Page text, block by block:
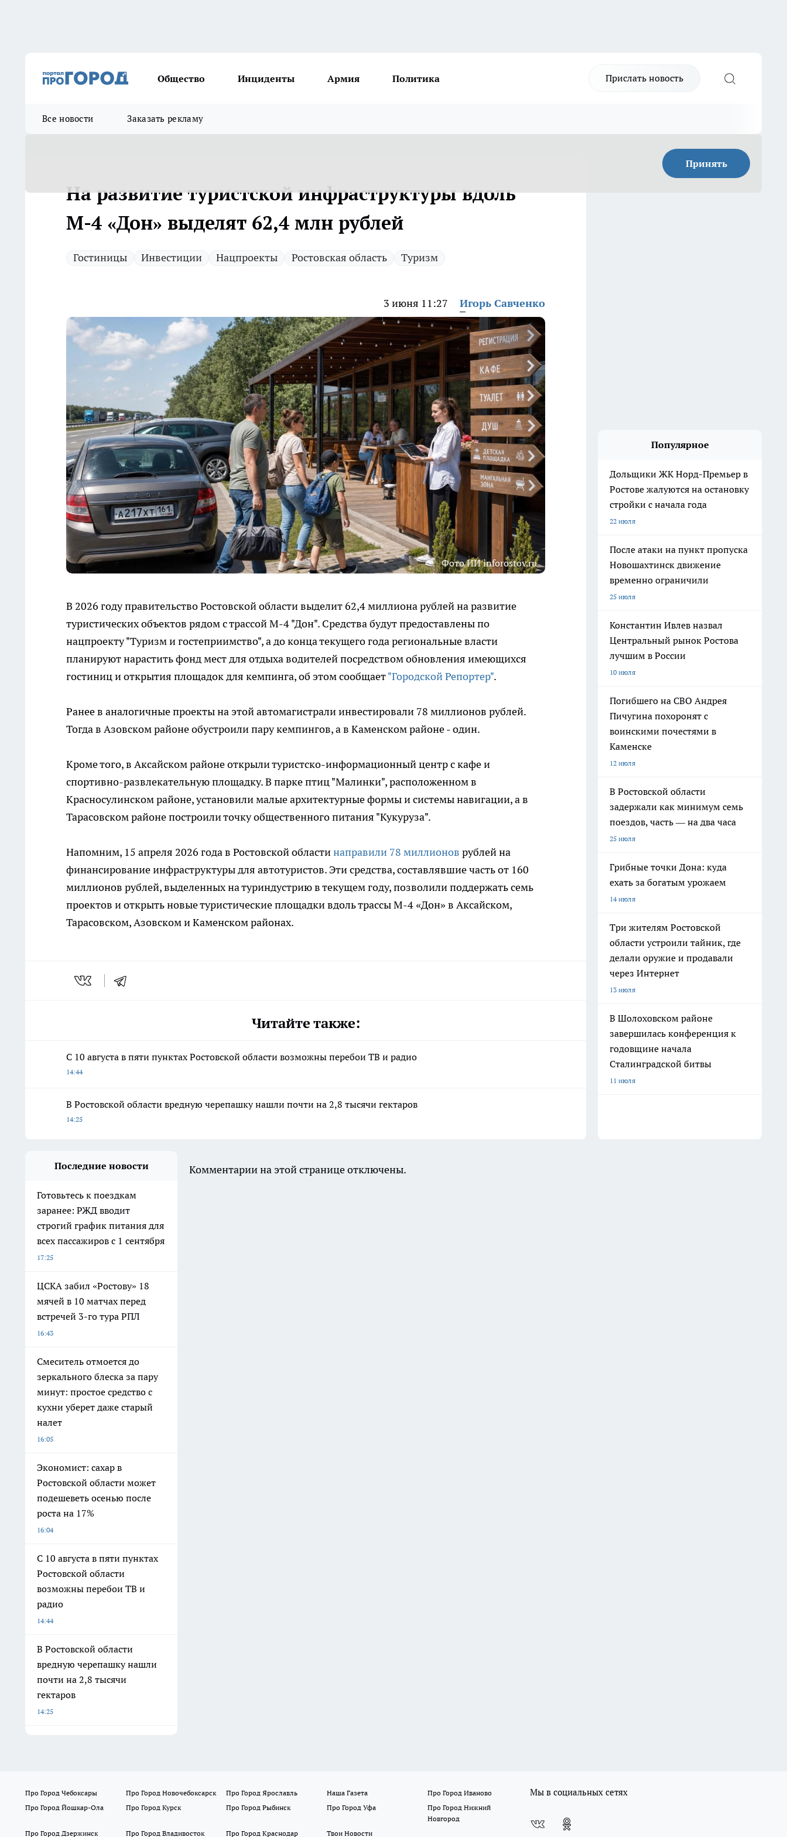
Общество Инциденты Армия Политика Прислать новость
Все новости Заказать рекламу
Принять
На развитие туристской инфраструктуры вдоль
М-4 «Дон» выделят 62,4 млн рублей
Гостиницы Инвестиции Нацпроекты Ростовская область Туризм
3 июня 11:27 Игорь Савченко
Фото ИИ inforostov.ru
В 2026 году правительство Ростовской области выделит 62,4 миллиона рублей на развитие
туристических объектов рядом с трассой М-4 "Дон". Средства будут предоставлены по
нацпроекту "Туризм и гостеприимство", а до конца текущего года региональные власти
планируют нарастить фонд мест для отдыха водителей посредством обновления имеющихся
гостиниц и открытия площадок для кемпинга, об этом сообщает"Городской Репортер".
Ранее в аналогичные проекты на этой автомагистрали инвестировали 78 миллионов рублей.
Тогда в Азовском районе обустроили пару кемпингов, а в Каменском районе - один.
Кроме того, в Аксайском районе открыли туристско-информационный центр с кафе и
спортивно-развлекательную площадку. В парке птиц "Малинки", расположенном в
Красносулинском районе, установили малые архитектурные формы и системы навигации, а в
Тарасовском районе построили точку общественного питания "Кукуруза".
Напомним, 15 апреля 2026 года в Ростовской областинаправили 78 миллионов рублей на
финансирование инфраструктуры для автотуристов. Эти средства, составлявшие часть от 160
миллионов рублей, выделенных на туриндустрию в текущем году, позволили поддержать семь
проектов и открыть новые туристические площадки вдоль трассы М-4 «Дон» в Аксайском,
Тарасовском, Азовском и Каменском районах.
Читайте также:
С 10 августа в пяти пунктах Ростовской области возможны перебои ТВ и радио
14:44
В Ростовской области вредную черепашку нашли почти на 2,8 тысячи гектаров
14:25
Популярное
Дольщики ЖК Норд-Премьер в
Ростове жалуются на остановку
стройки с начала года
22 июля
После атаки на пункт пропуска
Новошахтинск движение
временно ограничили
25 июля
Константин Ивлев назвал
Центральный рынок Ростова
лучшим в России
10 июля
Погибшего на СВО Андрея
Пичугина похоронят с
воинскими почестями в
Каменске
12 июля
В Ростовской области
задержали как минимум семь
поездов, часть — на два часа
25 июля
Грибные точки Дона: куда
ехать за богатым урожаем
14 июля
Три жителям Ростовской
области устроили тайник, где
делали оружие и продавали
через Интернет
13 июля
В Шолоховском районе
завершилась конференция к
годовщине начала
Сталинградской битвы
11 июля
Последние новости
Готовьтесь к поездкам
заранее: РЖД вводит
строгий график питания для
всех пассажиров с 1 сентября
17:25
ЦСКА забил «Ростову» 18
мячей в 10 матчах перед
встречей 3-го тура РПЛ
16:43
Смеситель отмоется до
зеркального блеска за пару
минут: простое средство с
кухни уберет даже старый
налет
16:05
Экономист: сахар в
Ростовской области может
подешеветь осенью после
роста на 17%
16:04
С 10 августа в пяти пунктах
Ростовской области
возможны перебои ТВ и
радио
14:44
В Ростовской области
вредную черепашку нашли
почти на 2,8 тысячи
гектаров
14:25
Комментарии на этой странице отключены.
Про Город Чебоксары Про Город Новочебоксарск Про Город Ярославль Наша Газета
Про Город Иваново
Про Город Йошкар-Ола
Про Город Курск Про Город Рыбинск Про Город Уфа
Про Город Нижний
Новгород
Про Город Дзержинск
Про Город Владивосток Про Город Краснодар Твои Новости
Мы в социальных сетях